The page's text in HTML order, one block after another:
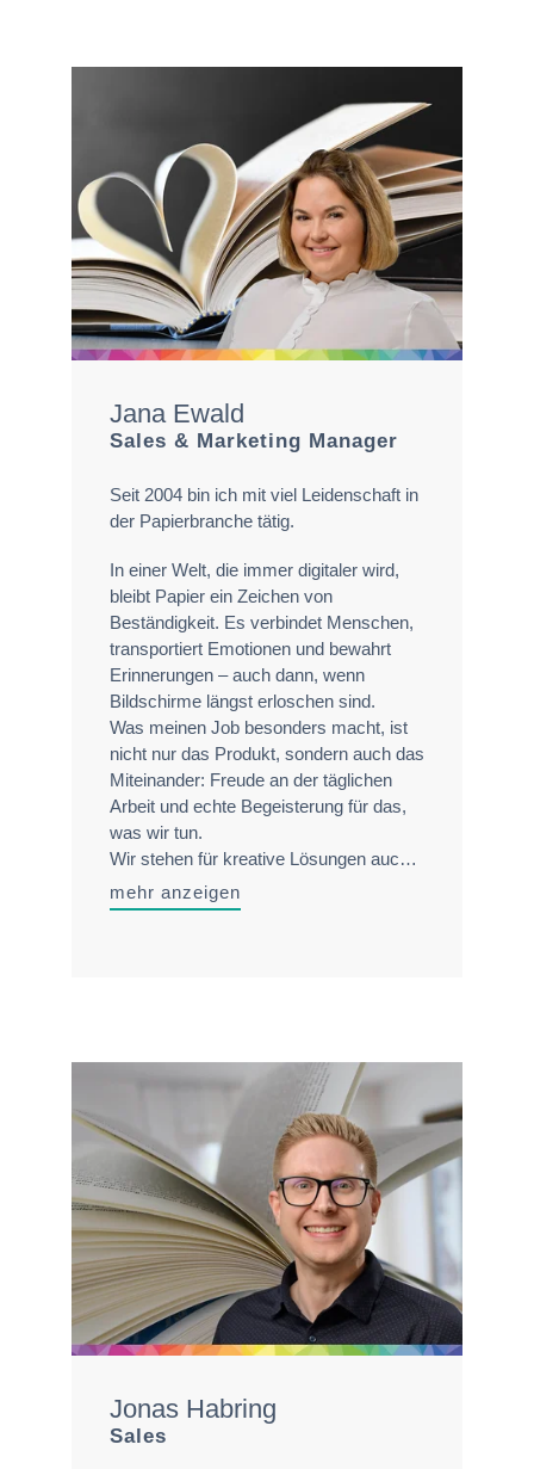
Jana Ewald
Sales & Marketing Manager
Seit 2004 bin ich mit viel Leidenschaft in
der Papierbranche tätig.
In einer Welt, die immer digitaler wird,
bleibt Papier ein Zeichen von
Beständigkeit. Es verbindet Menschen,
transportiert Emotionen und bewahrt
Erinnerungen – auch dann, wenn
Bildschirme längst erloschen sind.
Was meinen Job besonders macht, ist
nicht nur das Produkt, sondern auch das
Miteinander: Freude an der täglichen
Arbeit und echte Begeisterung für das,
was wir tun.
Wir stehen für kreative Lösungen auch
abseits vom Standard-Printgeschäft, Du
hast eine Herausforderung für uns? Let
mehr anzeigen
Jonas Habring
Sales